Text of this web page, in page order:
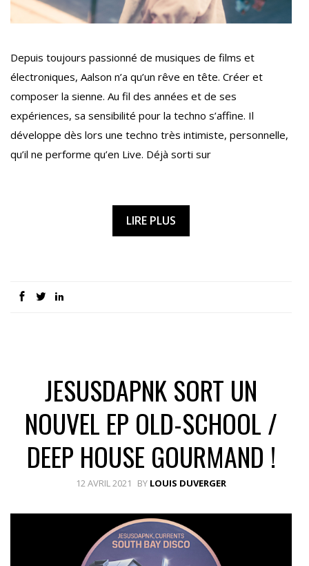
Depuis toujours passionné de musiques de films et
électroniques, Aalson n’a qu’un rêve en tête. Créer et
composer la sienne. Au fil des années et de ses
expériences, sa sensibilité pour la techno s’affine. Il
développe dès lors une techno très intimiste, personnelle,
qu’il ne performe qu’en Live. Déjà sorti sur
LIRE PLUS
JESUSDAPNK SORT UN
NOUVEL EP OLD-SCHOOL /
DEEP HOUSE GOURMAND !
12 AVRIL 2021 BY LOUIS DUVERGER